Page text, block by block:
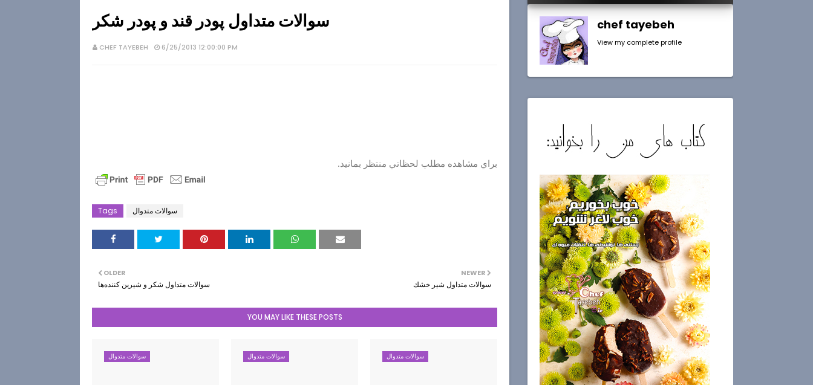
سوالات متداول پودر قند و پودر شكر
CHEF TAYEBEH 6/25/2013 12:00:00 PM
براي مشاهده مطلب لحظاتي منتظر بمانيد.
Tags سوالات متدوال
NEWER
سوالات متداول شير خشك
OLDER
سوالات متداول شكر و شيرين كننده‌ها
YOU MAY LIKE THESE POSTS
سوالات متدوال سوالات متدوال سوالات متدوال
chef tayebeh
View my complete profile